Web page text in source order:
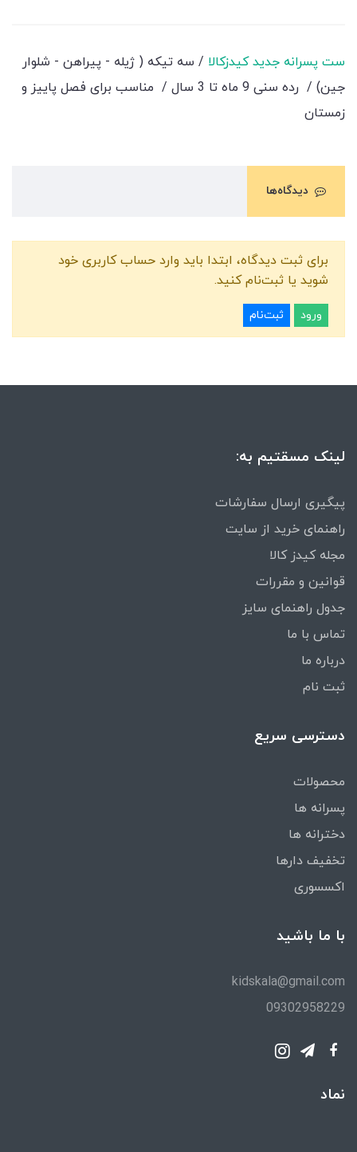
ست پسرانه جدید کیدزکالا / سه تیکه ( ژیله - پیراهن - شلوار
جین) / رده سنی 9 ماه تا 3 سال / مناسب برای فصل پاییز و
زمستان
دیدگاه‌ها
برای ثبت دیدگاه، ابتدا باید وارد حساب کاربری خود
شوید یا ثبت‌نام کنید.
ورود ثبت‌نام
لینک مسقتیم به:
پیگیری ارسال سفارشات
راهنمای خرید از سایت
مجله کیدز کالا
قوانین و مقررات
جدول راهنمای سایز
تماس با ما
درباره ما
ثبت نام
دسترسی سریع
محصولات
پسرانه ها
دخترانه ها
تخفیف دارها
اکسسوری
با ما باشید
kidskala@gmail.com
09302958229
نماد